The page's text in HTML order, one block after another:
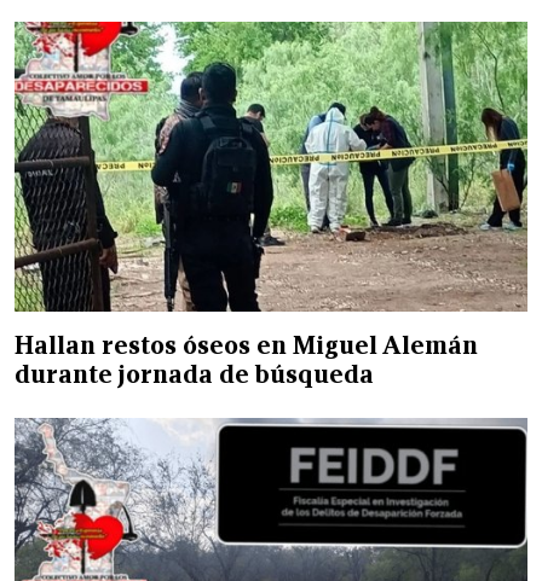
Hallan restos óseos en Miguel Alemán
durante jornada de búsqueda